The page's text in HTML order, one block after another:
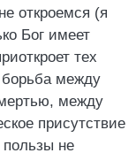
откроемся (я
Бог имеет
тех
борьба между
между
присутствие
пользы не